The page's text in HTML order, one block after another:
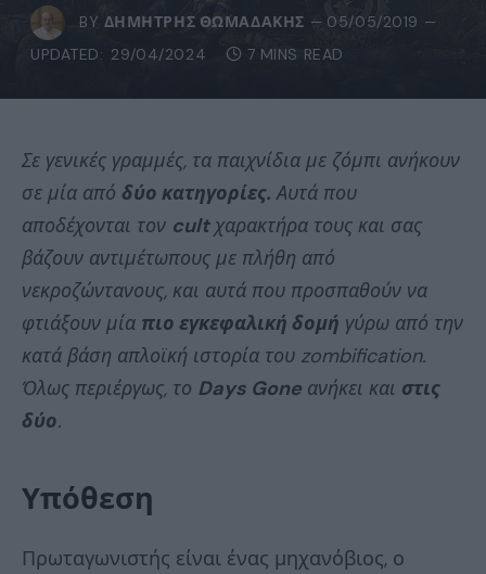
BY ΔΗΜΉΤΡΗΣ ΘΩΜΑΔΆΚΗΣ
05/05/2019
UPDATED: 29/04/2024 7 MINS READ
Σε γενικές γραμμές, τα παιχνίδια με ζόμπι ανήκουν
σε μία από δύο κατηγορίες. Αυτά που
αποδέχονται τον cultχαρακτήρα τους και σας
βάζουν αντιμέτωπους με πλήθη από
νεκροζώντανους, και αυτά που προσπαθούν να
φτιάξουν μία πιο εγκεφαλική δομή γύρω από την
κατά βάση απλοϊκή ιστορία του zombification.
Όλως περιέργως, το Days Gone ανήκει και στις
δύο.
Υπόθεση
Πρωταγωνιστής είναι ένας μηχανόβιος, ο